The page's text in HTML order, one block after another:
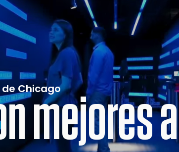
Chicago
mejores